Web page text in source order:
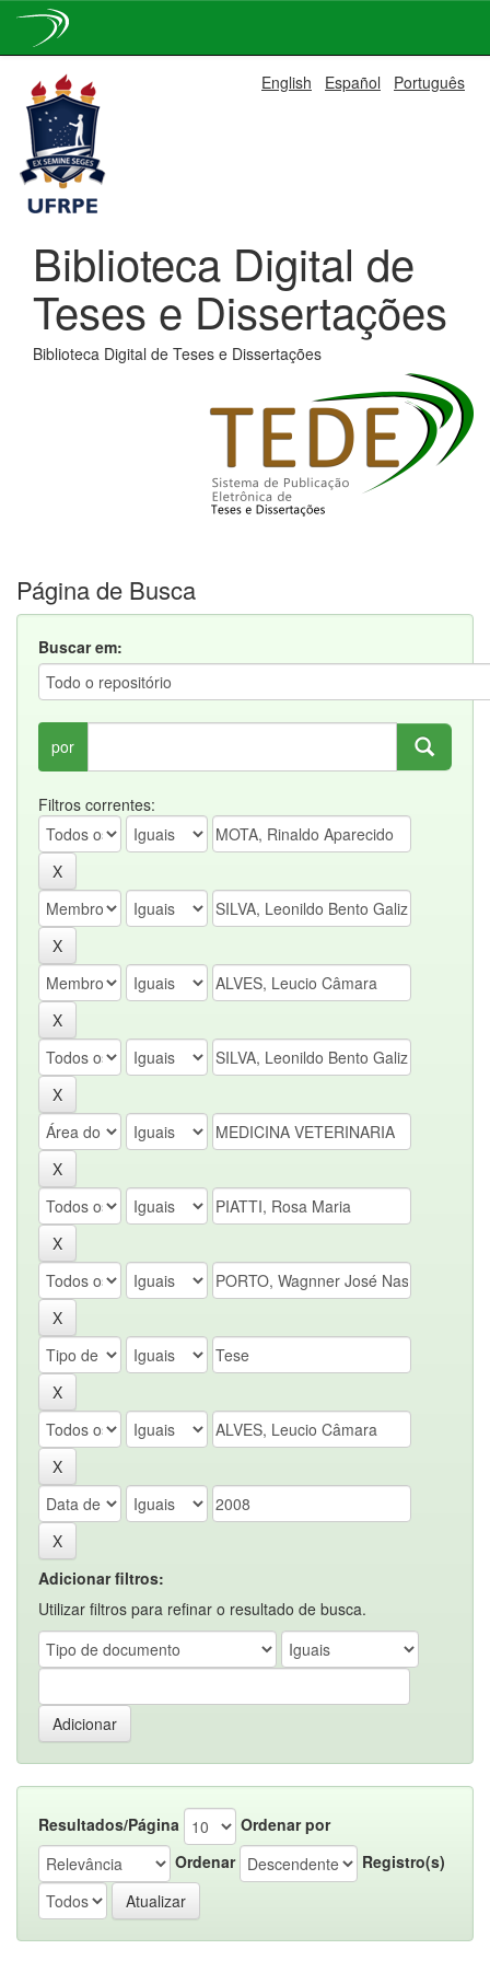
navigation
English Español Português
Biblioteca Digital de
Teses e Dissertações
Biblioteca Digital de Teses e Dissertações
Página de Busca
Buscar em:
por
Filtros correntes:
Adicionar filtros:
Utilizar filtros para refinar o resultado de busca.
Resultados/Página
Ordenar por
Ordenar
Registro(s)